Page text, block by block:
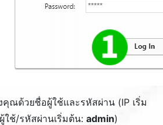
คุณด้วยชื่อผู้ใช้และรหัสผ่าน (IP เริ่ม
ใช้/รหัสผ่านเริ่มต้น: admin)